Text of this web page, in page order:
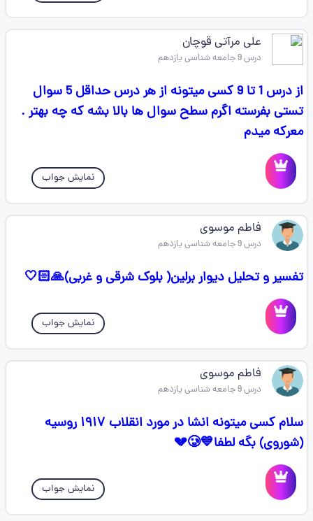
علی مرآتی قوچان
درس 9 جامعه شناسی یازدهم
از درس 1 تا 9 کسی میتونه از هر درس حداقل 5 سوال
تستی بفرسته اگرم سطح سوال ها بالا بشه که چه بهتر .
معرکه میدم
نمایش جواب
فاطم موسوی
درس 9 جامعه شناسی یازدهم
تفسیر و تحلیل دیوار برلین( بلوک شرقی و غربی)🙏🏻🤍
نمایش جواب
فاطم موسوی
درس 9 جامعه شناسی یازدهم
سلام کسی میتونه انشا در مورد انقلاب ۱۹۱۷ روسیه
(شوروی) بگه لطفا💙🥲💔
نمایش جواب